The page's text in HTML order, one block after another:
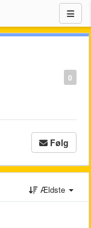
0
Følg
Ældste